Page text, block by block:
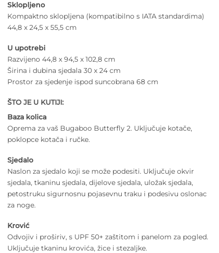
Sklopljeno
Kompaktno sklopljena (kompatibilno s IATA standardima)
44,8 x 24,5 x 55,5 cm
U upotrebi
Razvijeno 44,8 x 94,5 x 102,8 cm
Širina i dubina sjedala 30 x 24 cm
Prostor za sjedenje ispod suncobrana 68 cm
ŠTO JE U KUTIJI:
Baza kolica
Oprema za vaš Bugaboo Butterfly 2. Uključuje kotače,
poklopce kotača i ručke.
Sjedalo
Naslon za sjedalo koji se može podesiti. Uključuje okvir
sjedala, tkaninu sjedala, dijelove sjedala, uložak sjedala,
petostruku sigurnosnu pojasevnu traku i podesivu oslonac
za noge.
Krović
Odvojiv i proširiv, s UPF 50+ zaštitom i panelom za pogled.
Uključuje tkaninu krovića, žice i stezaljke.